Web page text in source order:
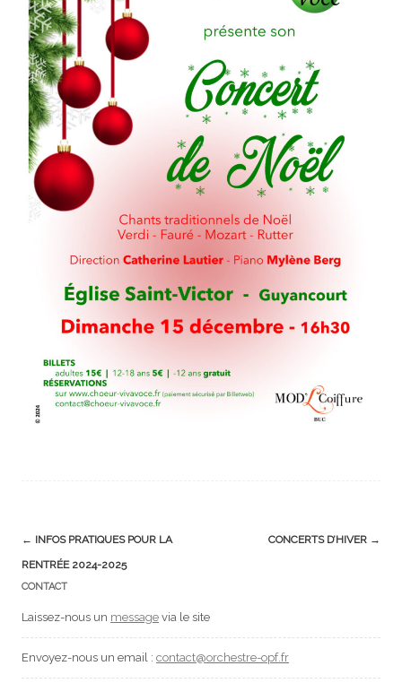
Post
navigation
← INFOS PRATIQUES POUR LA
RENTRÉE 2024-2025
CONCERTS D’HIVER →
CONTACT
Laissez-nous un message via le site
Envoyez-nous un email : contact@orchestre-opf.fr